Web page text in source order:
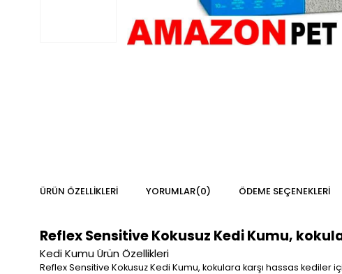
ÜRÜN ÖZELLIKLERI YORUMLAR(0) ÖDEME SEÇENEKLERI
Reflex Sensitive Kokusuz Kedi Kumu,
Kedi Kumu Ürün Özellikleri
Reflex Sensitive Kokusuz Kedi Kumu, kokulara karşı hassas